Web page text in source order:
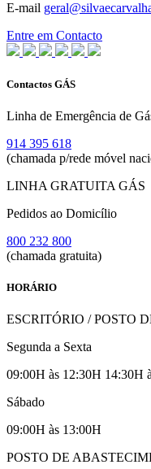
E-mail
Entre em Contacto
Contactos GÁS
Linha de Emergência de
914 395 618
(chamada p/rede móvel
LINHA GRATUITA GÁS
Pedidos ao Domicílio
800 232 800
(chamada gratuita)
HORÁRIO
ESCRITÓRIO / POSTO
Segunda a Sexta
09:00H às 12:30H 14:30H
Sábado
09:00H às 13:00H
POSTO DE